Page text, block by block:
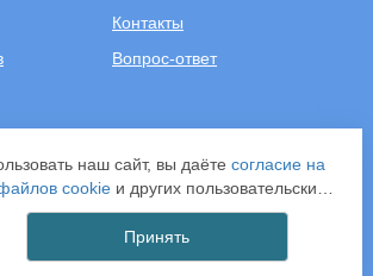
Контакты
Вопрос-ответ
наш сайт, вы даёте согласие на
cookieи других пользовательских
IP-адрес, сведения о местоположении,
на сайте и т. п.) для
сайта, проведения статистических
Принять